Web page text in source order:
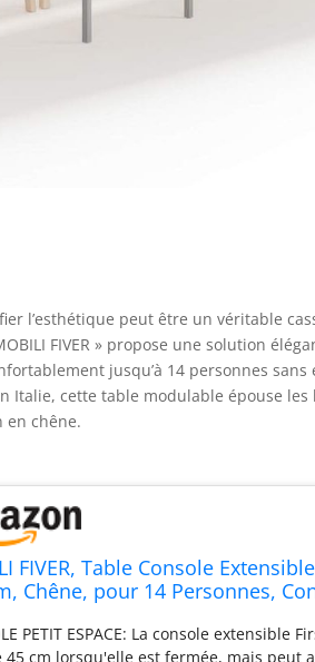
l’esthétique peut être un véritable
FIVER » propose une solution
jusqu’à 14 personnes
cette table modulable épouse les
en chêne.
FIVER, Table Console
Chêne, pour 14 Personnes,
PETIT ESPACE: La console extensible
45 cm lorsqu'elle est fermée, mais peut